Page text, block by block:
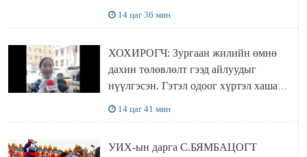
14 цаг 36 мин
ХОХИРОГЧ: Зургаан жилийн өмнө
дахин төлөвлөлт гээд айлуудыг
нүүлгэсэн. Гэтэл одоог хүртэл хашаа
14 цаг 41 мин
УИХ-ын дарга С.БЯМБАЦОГТ